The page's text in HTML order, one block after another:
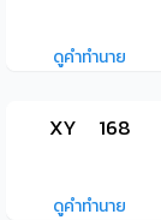
ดูคำทำนาย
XY 168
ดูคำทำนาย